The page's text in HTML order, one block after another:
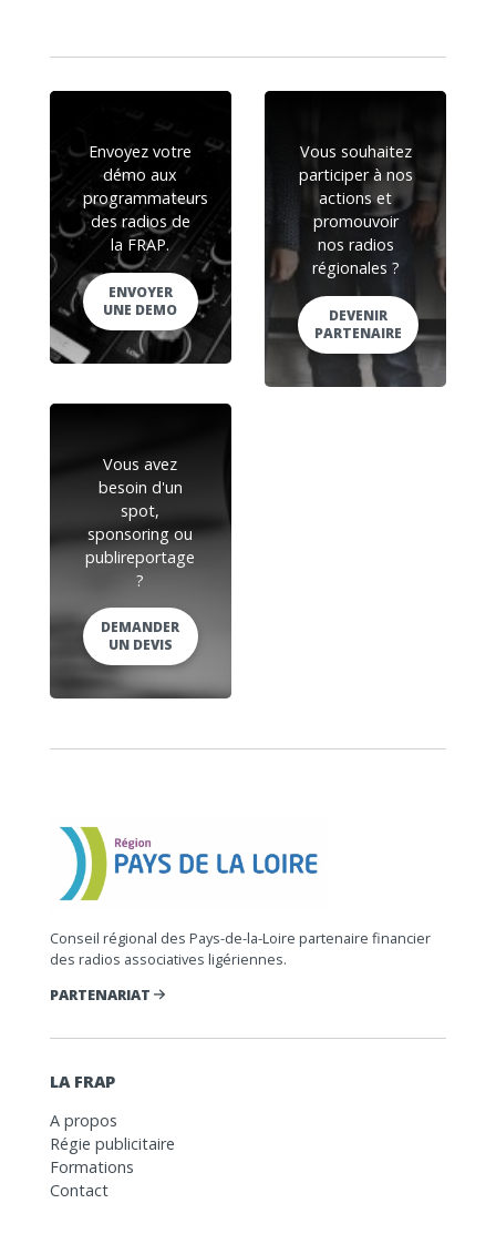
Envoyez votre
démo aux
programmateurs
des radios de
la FRAP.
ENVOYER
UNE DEMO
Vous souhaitez
participer à nos
actions et
promouvoir
nos radios
régionales ?
DEVENIR
PARTENAIRE
Vous avez
besoin d'un
spot,
sponsoring ou
publireportage
?
DEMANDER
UN DEVIS
Conseil régional des Pays-de-la-Loire partenaire financier
des radios associatives ligériennes.
PARTENARIAT
LA FRAP
A propos
Régie publicitaire
Formations
Contact